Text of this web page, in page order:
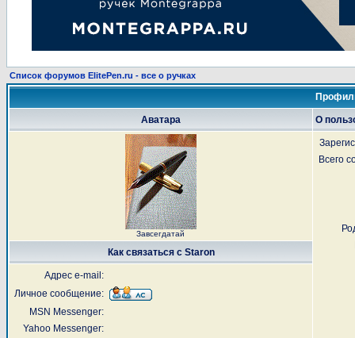
Список форумов ElitePen.ru - все о ручках
Аватара О
Завсегдатай
Всего
Как связаться с Staron
Адрес e-mail:
Личное сообщение:
MSN Messenger:
Yahoo Messenger: